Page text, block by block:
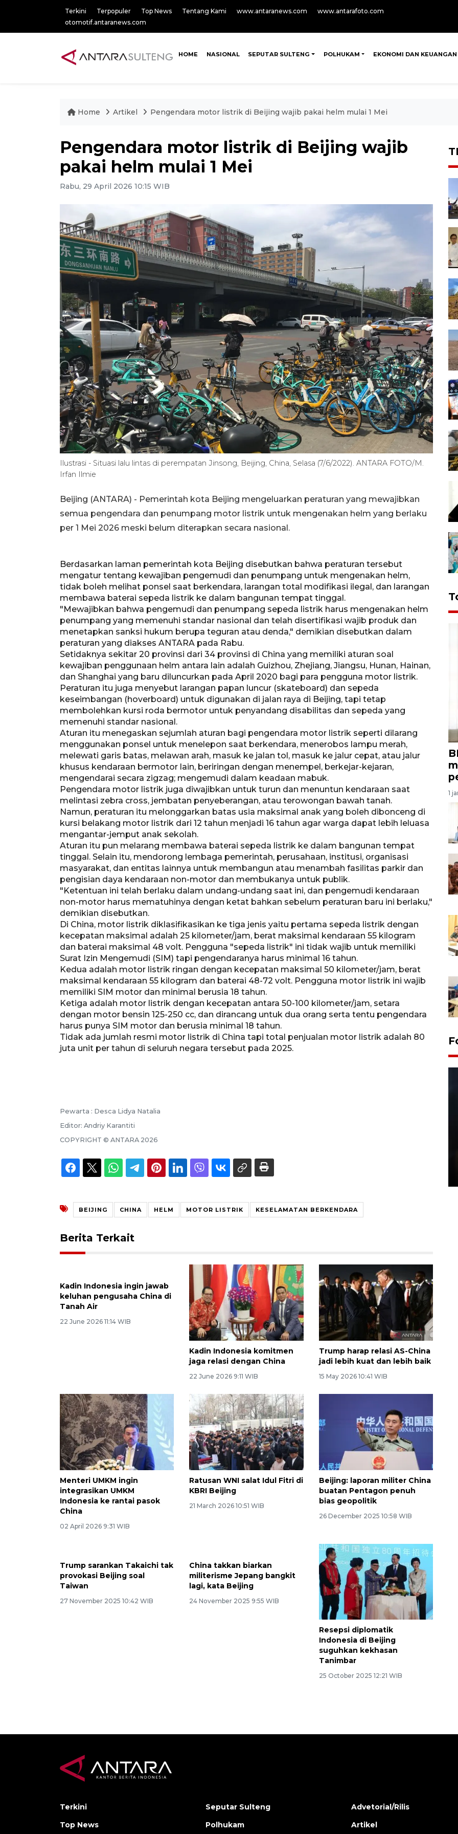
Terkini Terpopuler Top News Tentang Kami www.antaranews.com
www.antarafoto.com
otomotif.antaranews.com
HOME NASIONAL SEPUTAR SULTENG POLHUKAM EKONOMI DAN KEUANGAN
Home Artikel Pengendara motor listrik di Beijing wajib pakai helm mulai 1 Mei
Pengendara motor listrik di Beijing wajib
pakai helm mulai 1 Mei
Rabu, 29 April 2026 10:15 WIB
Ilustrasi - Situasi lalu lintas di perempatan Jinsong, Beijing, China, Selasa (7/6/2022). ANTARA FOTO/M.
Irfan Ilmie
Beijing (ANTARA) - Pemerintah kota Beijing mengeluarkan peraturan yang mewajibkan
semua pengendara dan penumpang motor listrik untuk mengenakan helm yang berlaku
per 1 Mei 2026 meski belum diterapkan secara nasional.
Berdasarkan laman pemerintah kota Beijing disebutkan bahwa peraturan tersebut
mengatur tentang kewajiban pengemudi dan penumpang untuk mengenakan helm,
tidak boleh melihat ponsel saat berkendara, larangan total modifikasi ilegal, dan larangan
membawa baterai sepeda listrik ke dalam bangunan tempat tinggal.
"Mewajibkan bahwa pengemudi dan penumpang sepeda listrik harus mengenakan helm
penumpang yang memenuhi standar nasional dan telah disertifikasi wajib produk dan
menetapkan sanksi hukum berupa teguran atau denda," demikian disebutkan dalam
peraturan yang diakses ANTARA pada Rabu.
Setidaknya sekitar 20 provinsi dari 34 provinsi di China yang memiliki aturan soal
kewajiban penggunaan helm antara lain adalah Guizhou, Zhejiang, Jiangsu, Hunan, Hainan,
dan Shanghai yang baru diluncurkan pada April 2020 bagi para pengguna motor listrik.
Peraturan itu juga menyebut larangan papan luncur (skateboard) dan sepeda
keseimbangan (hoverboard) untuk digunakan di jalan raya di Beijing, tapi tetap
membolehkan kursi roda bermotor untuk penyandang disabilitas dan sepeda yang
memenuhi standar nasional.
Aturan itu menegaskan sejumlah aturan bagi pengendara motor listrik seperti dilarang
menggunakan ponsel untuk menelepon saat berkendara, menerobos lampu merah,
melewati garis batas, melawan arah, masuk ke jalan tol, masuk ke jalur cepat, atau jalur
khusus kendaraan bermotor lain, beriringan dengan menempel, berkejar-kejaran,
mengendarai secara zigzag; mengemudi dalam keadaan mabuk.
Pengendara motor listrik juga diwajibkan untuk turun dan menuntun kendaraan saat
melintasi zebra cross, jembatan penyeberangan, atau terowongan bawah tanah.
Namun, peraturan itu melonggarkan batas usia maksimal anak yang boleh dibonceng di
kursi belakang motor listrik dari 12 tahun menjadi 16 tahun agar warga dapat lebih leluasa
mengantar-jemput anak sekolah.
Aturan itu pun melarang membawa baterai sepeda listrik ke dalam bangunan tempat
tinggal. Selain itu, mendorong lembaga pemerintah, perusahaan, institusi, organisasi
masyarakat, dan entitas lainnya untuk membangun atau menambah fasilitas parkir dan
pengisian daya kendaraan non-motor dan membukanya untuk publik.
"Ketentuan ini telah berlaku dalam undang-undang saat ini, dan pengemudi kendaraan
non-motor harus mematuhinya dengan ketat bahkan sebelum peraturan baru ini berlaku,"
demikian disebutkan.
Di China, motor listrik diklasifikasikan ke tiga jenis yaitu pertama sepeda listrik dengan
kecepatan maksimal adalah 25 kilometer/jam, berat maksimal kendaraan 55 kilogram
dan baterai maksimal 48 volt. Pengguna "sepeda listrik" ini tidak wajib untuk memiliki
Surat Izin Mengemudi (SIM) tapi pengendaranya harus minimal 16 tahun.
Kedua adalah motor listrik ringan dengan kecepatan maksimal 50 kilometer/jam, berat
maksimal kendaraan 55 kilogram dan baterai 48-72 volt. Pengguna motor listrik ini wajib
memiliki SIM motor dan minimal berusia 18 tahun.
Ketiga adalah motor listrik dengan kecepatan antara 50-100 kilometer/jam, setara
dengan motor bensin 125-250 cc, dan dirancang untuk dua orang serta tentu pengendara
harus punya SIM motor dan berusia minimal 18 tahun.
Tidak ada jumlah resmi motor listrik di China tapi total penjualan motor listrik adalah 80
juta unit per tahun di seluruh negara tersebut pada 2025.
Pewarta : Desca Lidya Natalia
Editor: Andriy Karantiti
COPYRIGHT © ANTARA 2026
BEIJING CHINA HELM MOTOR LISTRIK KESELAMATAN BERKENDARA
Berita Terkait
Kadin Indonesia komitmen
jaga relasi dengan China
22 June 2026 9:11 WIB
Trump harap relasi AS-China
jadi lebih kuat dan lebih baik
15 May 2026 10:41 WIB
Menteri UMKM ingin
integrasikan UMKM
Indonesia ke rantai pasok
Ratusan WNI salat Idul Fitri di
Beijing: laporan militer China
buatan Pentagon penuh
Trump sarankan Takaichi tak
provokasi Beijing soal
China takkan biarkan
militerisme Jepang bangkit
Resepsi diplomatik
Indonesia di Beijing
suguhkan kekhasan
Tanimbar
1